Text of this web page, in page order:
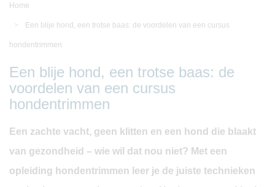
Home
Een blije hond, een trotse baas: de voordelen van een cursus
hondentrimmen
Een blije hond, een trotse baas: de
voordelen van een cursus
hondentrimmen
Een zachte vacht, geen klitten en een hond die blaakt
van gezondheid – wie wil dat nou niet? Met een
opleiding hondentrimmen leer je de juiste technieken